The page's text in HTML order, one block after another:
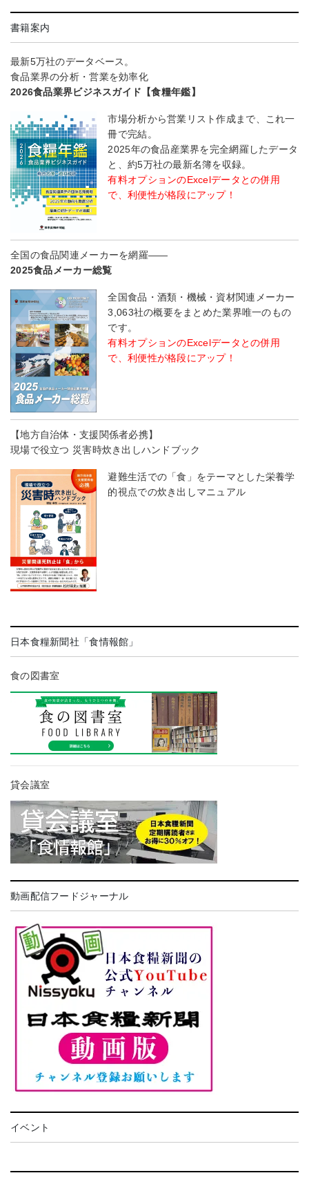
書籍案内
最新5万社のデータベース。
食品業界の分析・営業を効率化
2026食品業界ビジネスガイド【食糧年鑑】
市場分析から営業リスト作成まで、これ一
冊で完結。
2025年の食品産業界を完全網羅したデータ
と、約5万社の最新名簿を収録。
有料オプションのExcelデータとの併用
で、利便性が格段にアップ！
全国の食品関連メーカーを網羅――
2025食品メーカー総覧
全国食品・酒類・機械・資材関連メーカー
3,063社の概要をまとめた業界唯一のもの
です。
有料オプションのExcelデータとの併用
で、利便性が格段にアップ！
【地方自治体・支援関係者必携】
現場で役立つ 災害時炊き出しハンドブック
避難生活での「食」をテーマとした栄養学
的視点での炊き出しマニュアル
日本食糧新聞社「食情報館」
食の図書室
貸会議室
動画配信フードジャーナル
イベント